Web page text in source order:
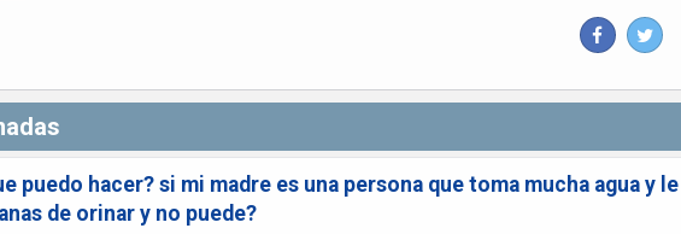
puedo hacer? si mi madre es una persona que toma mucha agua y le
de orinar y no puede?